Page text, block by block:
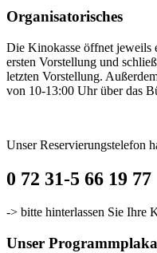
Organisatorisches
Die Kinokasse öffnet jeweils
ersten Vorstellung und
letzten Vorstellung.
von 10-13:00 Uhr über das
Unser Reservierungstelefon
0 72 31-5 66 19 77
-> bitte hinterlassen Sie Ihre
Unser